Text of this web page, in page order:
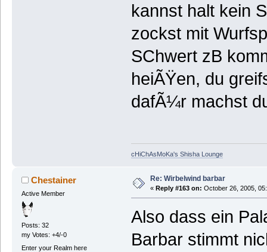
kannst halt kein
zockst mit
SChwert zB
heiÃŸen, du
dafÃ¼r machst
cHiChAsMoKa's Shisha Lounge
Chestainer
Active Member
Posts: 32
my Votes: +4/-0
Enter your Realm here
Re: Wirbelwind barbar
« Reply #163 on: October 26, 2005,
Also dass ein
Barbar stimmt